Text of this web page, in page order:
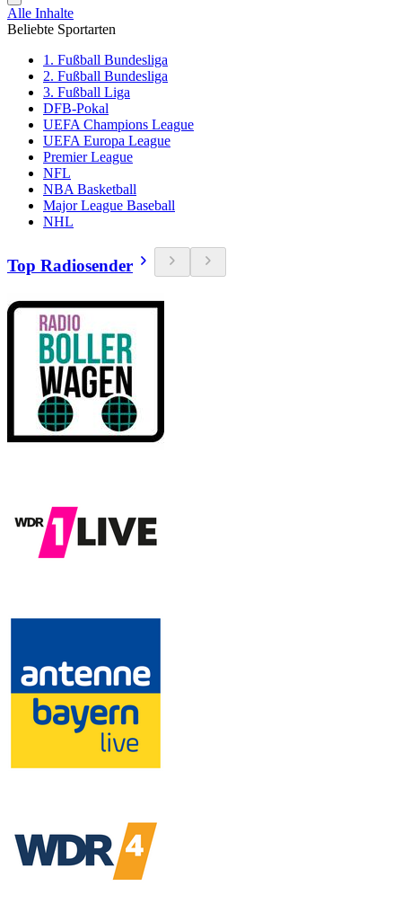
Alle Inhalte
Beliebte Sportarten
1. Fußball Bundesliga
2. Fußball Bundesliga
3. Fußball Liga
DFB-Pokal
UEFA Champions League
UEFA Europa League
Premier League
NFL
NBA Basketball
Major League Baseball
NHL
Top Radiosender